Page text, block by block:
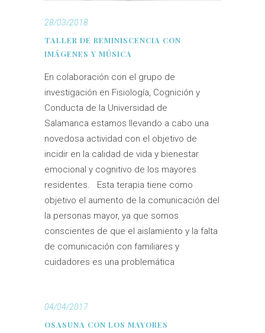
28/03/2018
TALLER DE REMINISCENCIA CON
IMÁGENES Y MÚSICA
En colaboración con el grupo de
investigación en Fisiología, Cognición y
Conducta de la Universidad de
Salamanca estamos llevando a cabo una
novedosa actividad con el objetivo de
incidir en la calidad de vida y bienestar
emocional y cognitivo de los mayores
residentes. Esta terapia tiene como
objetivo el aumento de la comunicación del
la personas mayor, ya que somos
conscientes de que el aislamiento y la falta
de comunicación con familiares y
cuidadores es una problemática
04/04/2017
OSASUNA CON LOS MAYORES